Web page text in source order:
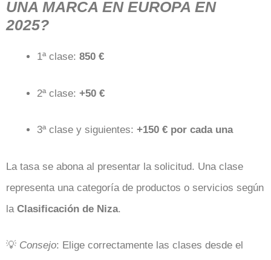
UNA MARCA EN EUROPA EN
2025?
1ª clase: 850 €
2ª clase: +50 €
3ª clase y siguientes: +150 € por cada una
La tasa se abona al presentar la solicitud. Una clase
representa una categoría de productos o servicios según
la Clasificación de Niza.
💡 Consejo: Elige correctamente las clases desde el